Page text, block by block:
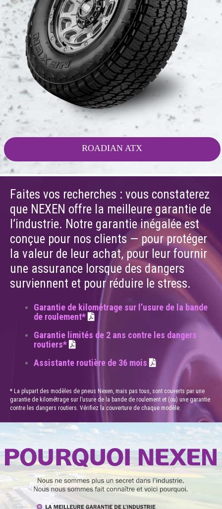
ROADIAN ATX
Faites vos recherches : vous constaterez
que NEXEN offre la meilleure garantie de
l’industrie. Notre garantie inégalée est
conçue pour nos clients — pour protéger
la valeur de leur achat, pour leur fournir
une assurance lorsque des dangers
surviennent et pour réduire le stress.
Garantie de kilométrage sur l’usure de la bande
de roulement*
Garantie limités de 2 ans contre les dangers
routiers*
Assistante routière de 36 mois
* La plupart des modèles de pneus Nexen, mais pas tous, sont couverts par une
garantie de kilométrage sur l’usure de la bande de roulement et (ou) une garantie
contre les dangers routiers. Vérifiez la couverture de chaque modèle.